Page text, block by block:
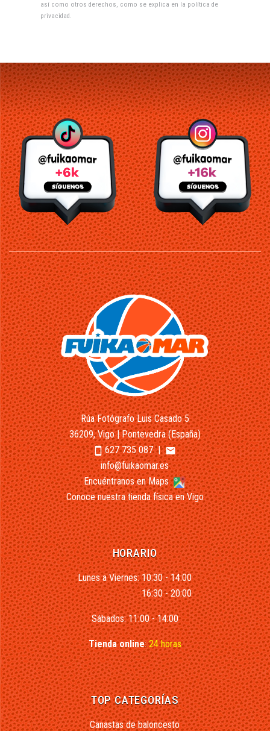
así como otros derechos, como se explica en la política de
privacidad .
Rúa Fotógrafo Luis Casado 5
36209, Vigo | Pontevedra (España)
smartphone627 735 087|email
info@fuikaomar.es
Encuéntranos en Maps
Conoce nuestra tienda física en Vigo
HORARIO
Lunes a Viernes: 10:30 - 14:00
16:30 - 20:00
Sábados: 11:00 - 14:00
Tienda online:24 horas
TOP CATEGORÍAS
Canastas de baloncesto